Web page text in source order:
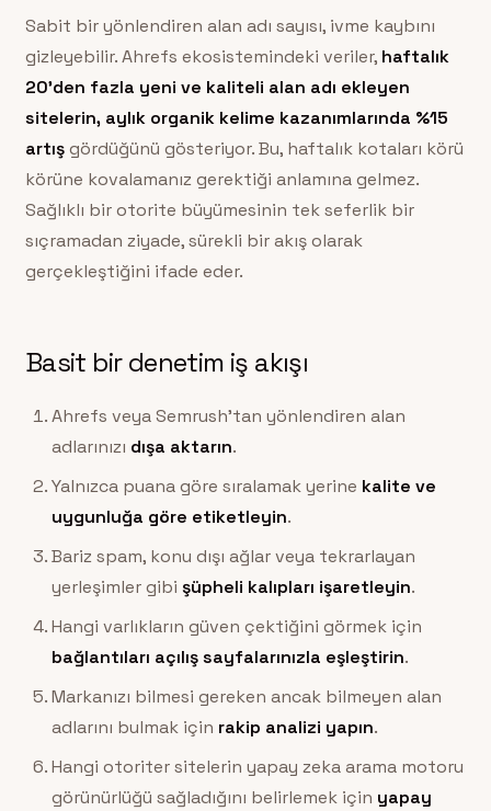
Sabit bir yönlendiren alan adı sayısı, ivme kaybını
gizleyebilir. Ahrefs ekosistemindeki veriler, haftalık
20’den fazla yeni ve kaliteli alan adı ekleyen
sitelerin, aylık organik kelime kazanımlarında %15
artışgördüğünü gösteriyor. Bu, haftalık kotaları körü
körüne kovalamanız gerektiği anlamına gelmez.
Sağlıklı bir otorite büyümesinin tek seferlik bir
sıçramadan ziyade, sürekli bir akış olarak
gerçekleştiğini ifade eder.
Basit bir denetim iş akışı
Ahrefs veya Semrush’tan yönlendiren alan
adlarınızı dışa aktarın.
Yalnızca puana göre sıralamak yerine kalite ve
uygunluğa göre etiketleyin.
Bariz spam, konu dışı ağlar veya tekrarlayan
yerleşimler gibi şüpheli kalıpları işaretleyin.
Hangi varlıkların güven çektiğini görmek için
bağlantıları açılış sayfalarınızla eşleştirin.
Markanızı bilmesi gereken ancak bilmeyen alan
adlarını bulmak için rakip analizi yapın.
Hangi otoriter sitelerin yapay zeka arama motoru
görünürlüğü sağladığını belirlemek için yapay